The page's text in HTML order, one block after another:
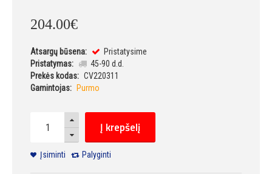
204.00€
Atsargų būsena:
Pristatysime
Pristatymas:
45-90 d.d.
Prekės kodas: CV220311
Gamintojas:
Purmo
Į krepšelį
Įsiminti Palyginti